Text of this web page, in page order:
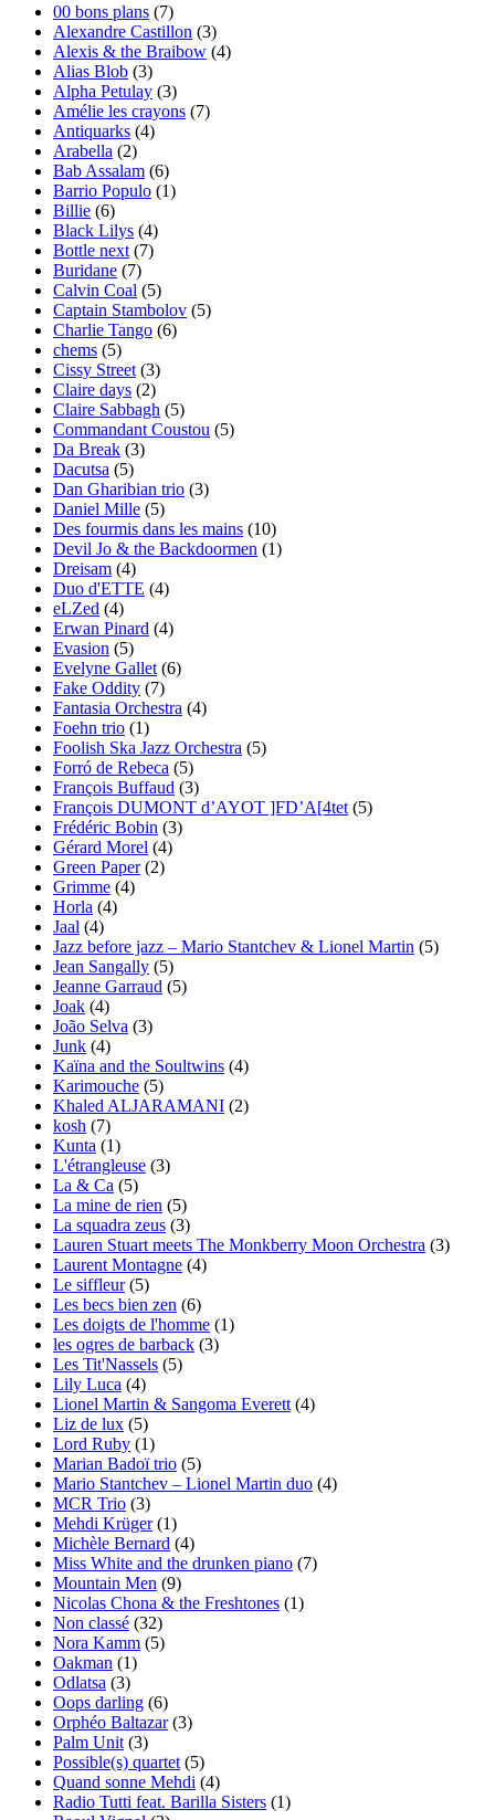
00 bons plans (7)
Alexandre Castillon (3)
Alexis & the Braibow (4)
Alias Blob (3)
Alpha Petulay (3)
Amélie les crayons (7)
Antiquarks (4)
Arabella (2)
Bab Assalam (6)
Barrio Populo (1)
Billie (6)
Black Lilys (4)
Bottle next (7)
Buridane (7)
Calvin Coal (5)
Captain Stambolov (5)
Charlie Tango (6)
chems (5)
Cissy Street (3)
Claire days (2)
Claire Sabbagh (5)
Commandant Coustou (5)
Da Break (3)
Dacutsa (5)
Dan Gharibian trio (3)
Daniel Mille (5)
Des fourmis dans les mains (10)
Devil Jo & the Backdoormen (1)
Dreisam (4)
Duo d'ETTE (4)
eLZed (4)
Erwan Pinard (4)
Evasion (5)
Evelyne Gallet (6)
Fake Oddity (7)
Fantasia Orchestra (4)
Foehn trio (1)
Foolish Ska Jazz Orchestra (5)
Forró de Rebeca (5)
François Buffaud (3)
François DUMONT d’AYOT ]FD’A[4tet (5)
Frédéric Bobin (3)
Gérard Morel (4)
Green Paper(2)
Grimme (4)
Horla (4)
Jaal (4)
Jazz before jazz – Mario Stantchev & Lionel Martin (5)
Jean Sangally (5)
Jeanne Garraud (5)
Joak (4)
João Selva (3)
Junk (4)
Kaïna and the Soultwins (4)
Karimouche (5)
Khaled ALJARAMANI (2)
kosh (7)
Kunta (1)
L'étrangleuse (3)
La & Ca (5)
La mine de rien (5)
La squadra zeus (3)
Lauren Stuart meets The Monkberry Moon Orchestra (3)
Laurent Montagne (4)
Le siffleur(5)
Les becs bien zen (6)
Les doigts de l'homme (1)
les ogres de barback (3)
Les Tit'Nassels (5)
Lily Luca (4)
Lionel Martin & Sangoma Everett (4)
Liz de lux (5)
Lord Ruby (1)
Marian Badoï trio (5)
Mario Stantchev – Lionel Martin duo (4)
MCR Trio (3)
Mehdi Krüger(1)
Michèle Bernard (4)
Miss White and the drunken piano (7)
Mountain Men (9)
Nicolas Chona & the Freshtones (1)
Non classé (32)
Nora Kamm (5)
Oakman (1)
Odlatsa (3)
Oops darling (6)
Orphéo Baltazar(3)
Palm Unit (3)
Possible(s) quartet (5)
Quand sonne Mehdi (4)
Radio Tutti feat. Barilla Sisters (1)